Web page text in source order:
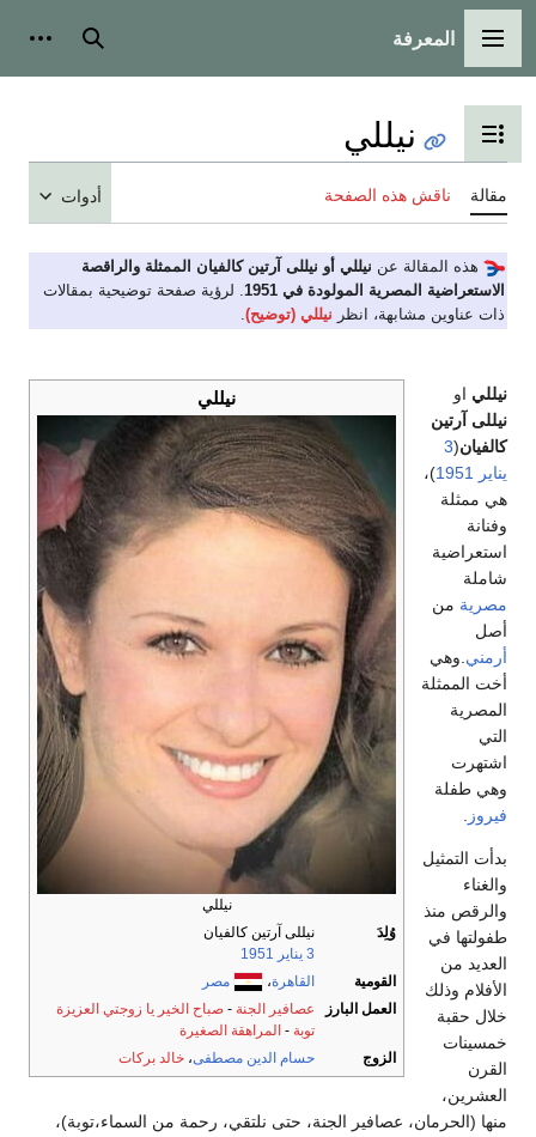
القائمة الرئيسية
المعرفة بحث
تبديل عرض جدول المحتويات
نيللي
مقالة ناقش هذه الصفحة أدوات
هذه المقالة عن نيللي أو نيللى آرتين كالفيان الممثلة والراقصة
الاستعراضية المصرية المولودة في 1951
. لرؤية صفحة توضيحية بمقالات
ذات عناوين مشابهة، انظر نيللي (توضيح).
نيللي
نيللي
وُلِدَ
نيللى آرتين كالفيان
3 يناير
1951
القومية
القاهرة،
مصر
العمل البارز
عصافير الجنة - صباح الخير يا زوجتي العزيزة
توبة - المراهقة الصغيرة
الزوج
حسام الدين مصطفى، خالد بركات
نيللي او
نيللى آرتين
كالفيان(
3
يناير
1951)،
هي ممثلة
وفنانة
استعراضية
شاملة
مصرية من
أصل
أرمني .وهي
أخت الممثلة
المصرية
التي
اشتهرت
وهي طفلة
فيروز
بدأت التمثيل
والغناء
والرقص منذ
طفولتها في
العديد من
الأفلام وذلك
خلال حقبة
خمسينات
القرن
العشرين،
منها (الحرمان، عصافير الجنة، حتى نلتقي، رحمة من السماء،توبة)،